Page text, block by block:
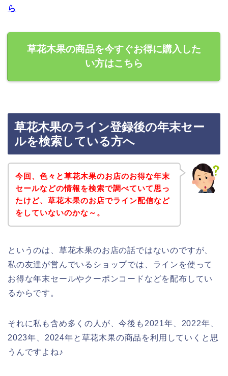
ら
草花木果の商品を今すぐお得に購入した
い方はこちら
草花木果のライン登録後の年末セー
ルを検索している方へ
今回、色々と草花木果のお店のお得な年末
セールなどの情報を検索で調べていて思っ
たけど、草花木果のお店でライン配信など
をしていないのかな～。
というのは、草花木果のお店の話ではないのですが、
私の友達が営んでいるショップでは、ラインを使って
お得な年末セールやクーポンコードなどを配布してい
るからです。
それに私も含め多くの人が、今後も2021年、2022年、
2023年、2024年と草花木果の商品を利用していくと思
うんですよね♪